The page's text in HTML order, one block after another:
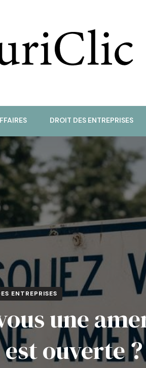
DROIT DES ENTREPRISES
ENTREPRISES
une
ouverte ?